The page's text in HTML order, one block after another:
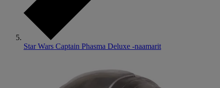
Star Wars Captain Phasma Deluxe -naamarit